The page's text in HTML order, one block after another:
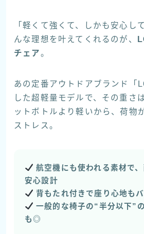
「軽くて強くて、しかも安心
んな理想を叶えてくれるのが、
チェア。
あの定番アウトドアブランド「
した超軽量モデルで、その重さ
ットボトルより軽いから、荷物
ストレス。
航空機にも使われる素材で
安心設計
背もたれ付きで座り心地も
一般的な椅子の“半分以下”
も◎